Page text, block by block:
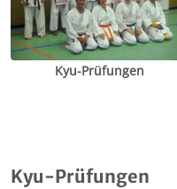
Kyu-Prüfungen
Kyu-Prüfungen